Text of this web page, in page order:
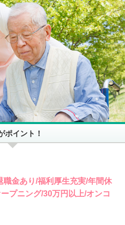
ポイント！
職金あり/福利厚生充実/年間休
プニング/30万円以上/オンコ